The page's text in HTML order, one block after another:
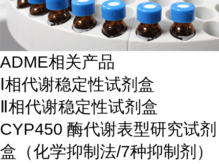
ADME相关产品
Ⅰ相代谢稳定性试剂盒
Ⅱ相代谢稳定性试剂盒
CYP450 酶代谢表型研究试剂
盒（化学抑制法/7种抑制剂）